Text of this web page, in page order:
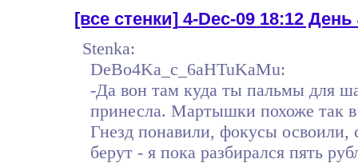
[все стенки]4-Dec-09 18:12 День
Stenka:
DeBo4Ka_c_6aHTuKaMu:
-Да вон там куда ты пальмы для
принесла. Мартышки похоже так
Гнезд понавили, фокусы освоили,
берут - я пока разбирался пять